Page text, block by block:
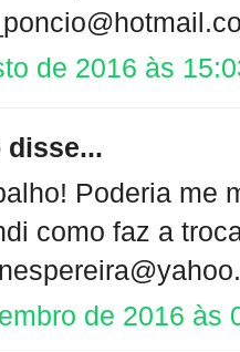
de 2016 às
disse...
Poderia me
como faz a
de 2016 às